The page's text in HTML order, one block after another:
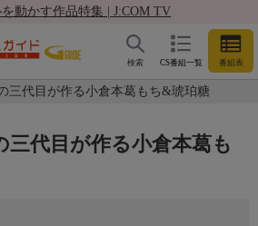
動かす作品特集 | J:COM TV
CS番組一覧 番組表
検索
三代目が作る小倉本葛もち&琥珀糖
三代目が作る小倉本葛も